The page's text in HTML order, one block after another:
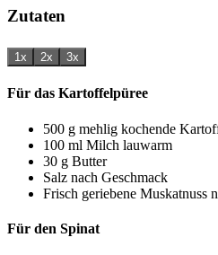
Zutaten
1x 2x 3x
Für das Kartoffelpüree
500 g mehlig kochende
100 ml Milch lauwarm
30 g Butter
Salz nach Geschmack
Frisch geriebene Muskatnuss
Für den Spinat